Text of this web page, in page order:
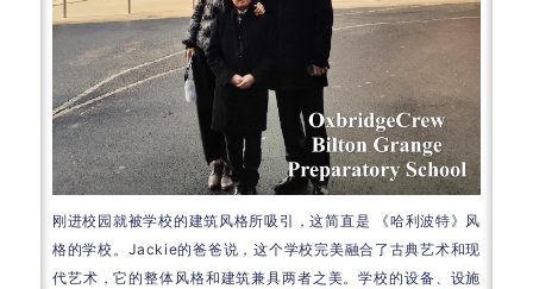
刚进校园就被学校的建筑风格所吸引，这简直是 《哈利波特》风
格的学校。Jackie的爸爸说，这个学校完美融合了古典艺术和现
代艺术，它的整体风格和建筑兼具两者之美。学校的设备、设施